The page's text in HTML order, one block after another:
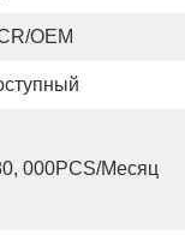
OEM
000PCS/месяц